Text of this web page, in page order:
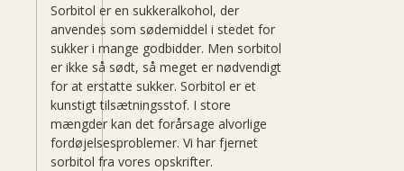
Sorbitol er en sukkeralkohol, der
anvendes som sødemiddel i stedet for
sukker i mange godbidder. Men sorbitol
er ikke så sødt, så meget er nødvendigt
for at erstatte sukker. Sorbitol er et
kunstigt tilsætningsstof. I store
mængder kan det forårsage alvorlige
fordøjelsesproblemer. Vi har fjernet
sorbitol fra vores opskrifter.